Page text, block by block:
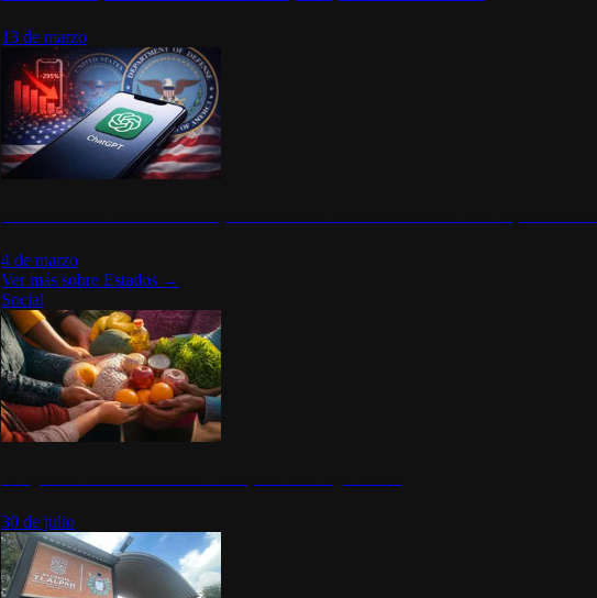
13 de marzo
4 de marzo
Ver más sobreEstados →
Social
30 de julio